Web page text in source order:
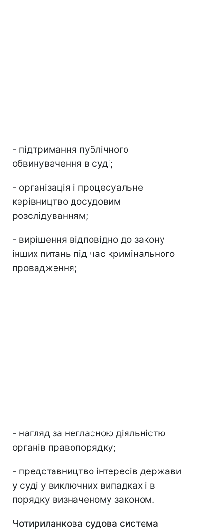
- підтримання публічного
обвинувачення в суді;
- організація і процесуальне
керівництво досудовим
розслідуванням;
- вирішення відповідно до закону
інших питань під час кримінального
провадження;
- нагляд за негласною діяльністю
органів правопорядку;
- представництво інтересів держави
у суді у виключних випадках і в
порядку визначеному законом.
Чотириланкова судова система